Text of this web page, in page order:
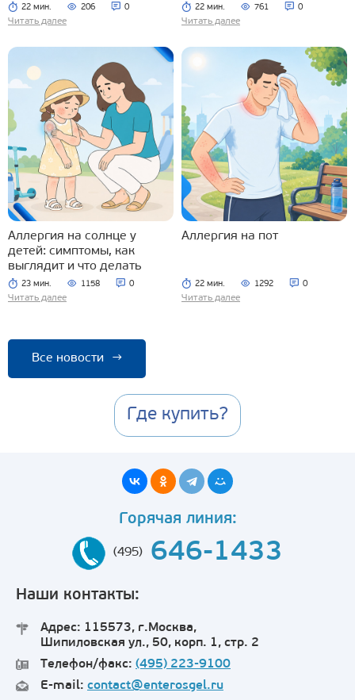
22 мин. 206 0
Читать далее
22 мин. 761 0
Читать далее
Аллергия на солнце у
детей: симптомы, как
выглядит и что делать
23 мин. 1158 0
Читать далее
Аллергия на пот
22 мин. 1292 0
Читать далее
Все новости →
Где купить?
Горячая линия:
(495) 646-1433
Наши контакты:
Адрес: 115573, г.Москва,
Шипиловская ул., 50, корп. 1, стр. 2
Телефон/факс: (495) 223-9100
E-mail: contact@enterosgel.ru